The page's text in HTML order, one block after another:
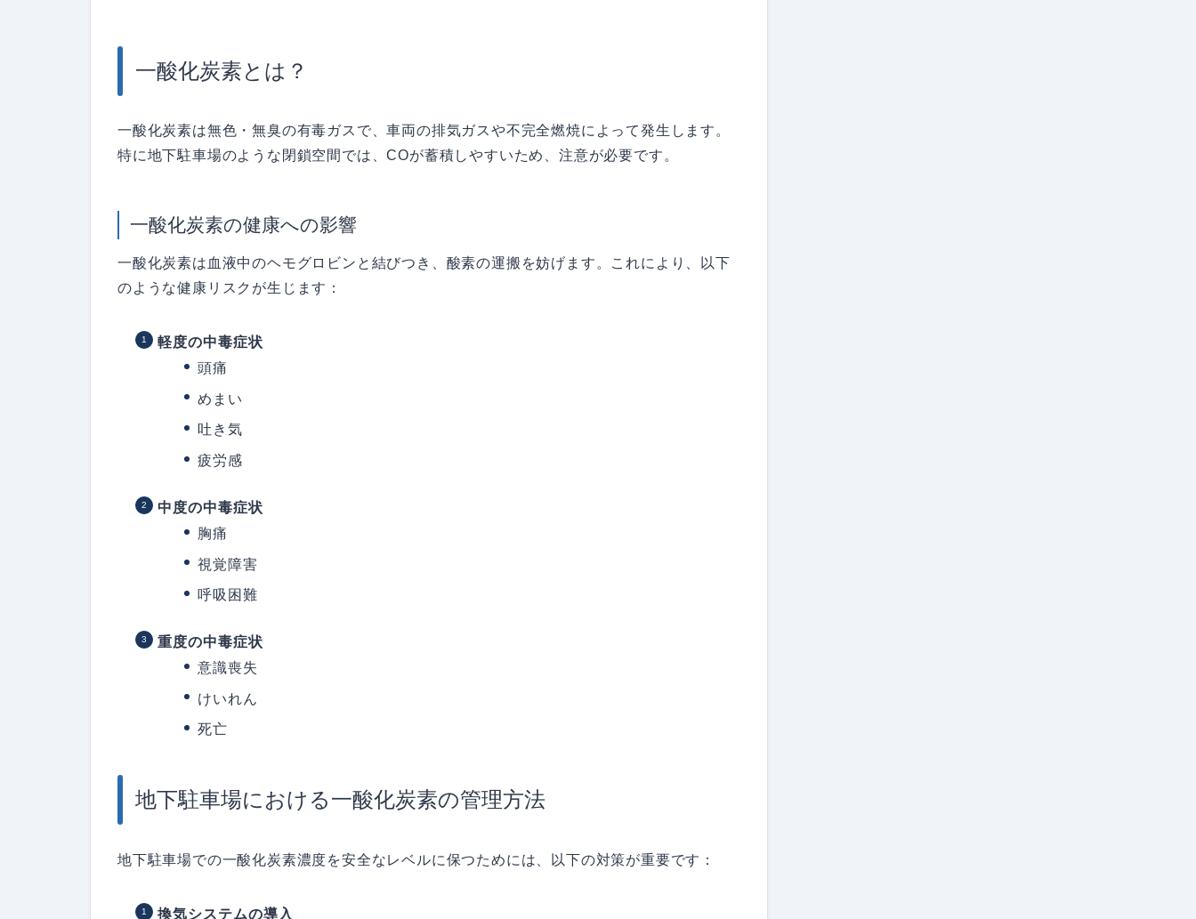
一酸化炭素とは？
一酸化炭素は無色・無臭の有毒ガスで、車両の排気ガスや不完全燃焼によって発生します。
特に地下駐車場のような閉鎖空間では、COが蓄積しやすいため、注意が必要です。
一酸化炭素の健康への影響
一酸化炭素は血液中のヘモグロビンと結びつき、酸素の運搬を妨げます。これにより、以下
のような健康リスクが生じます：
軽度の中毒症状
頭痛
めまい
吐き気
疲労感
中度の中毒症状
胸痛
視覚障害
呼吸困難
重度の中毒症状
意識喪失
けいれん
死亡
地下駐車場における一酸化炭素の管理方法
地下駐車場での一酸化炭素濃度を安全なレベルに保つためには、以下の対策が重要です：
換気システムの導入